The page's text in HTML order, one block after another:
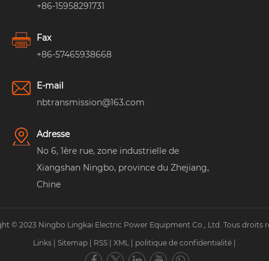
+86-15958291731
Fax
+86-57465938668
E-mail
nbtransmission@163.com
Adresse
No 6, 1ère rue, zone industrielle de
Xiangshan Ningbo, province du Zhejiang,
Chine
© 2023 Ningbo Lingkai Electric Power Equipment Co., Ltd. Tous droits
Links
Sitemap RSS XML politique de confidentialité